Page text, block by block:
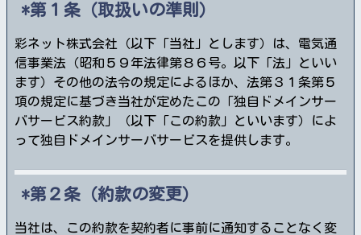
第１条（取扱いの準則）
彩ネット株式会社（以下「当社」とします）は、電気通
信事業法（昭和５９年法律第８６号。以下「法」といい
ます）その他の法令の規定によるほか、法第３１条第５
項の規定に基づき当社が定めたこの「独自ドメインサー
バサービス約款」（以下「この約款」といいます）によ
って独自ドメインサーバサービスを提供します。
第２条（約款の変更）
当社は、この約款を契約者に事前に通知することなく変